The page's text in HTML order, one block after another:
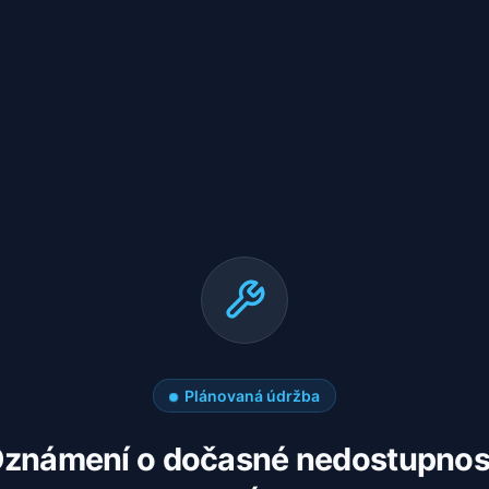
Plánovaná údržba
o dočasné